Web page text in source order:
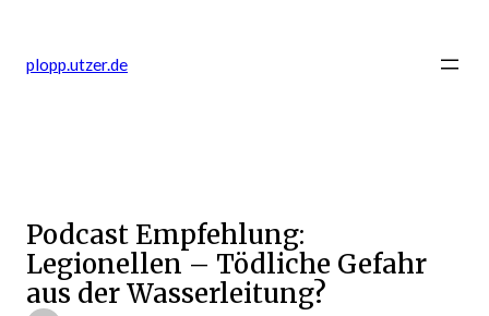
springen
plopp.utzer.de
Podcast Empfehlung:
Legionellen – Tödliche Gefahr
aus der Wasserleitung?